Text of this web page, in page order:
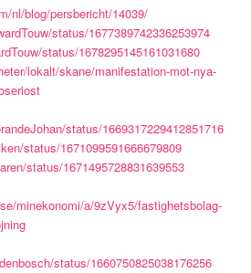
nl/blog/persbericht/14039/
status/1677389742336253974
status/1678295145161031680
lokalt/skane/manifestation-mot-nya-
status/1669317229412851716
status/1671099591666679809
status/1671495728831639553
minekonomi/a/9zVyx5/fastighetsbolag-
status/1660750825038176256